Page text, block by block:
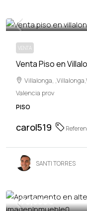
175,000€
VENTA
Venta Piso en
Villalonga,
Valencia prov
PISO
carol519
SANTI TORRES
470,000€